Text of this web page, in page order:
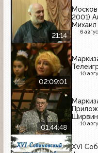
21:14
2001)
Михаил
6
02:09:01
10
01:44:48
10
XVI